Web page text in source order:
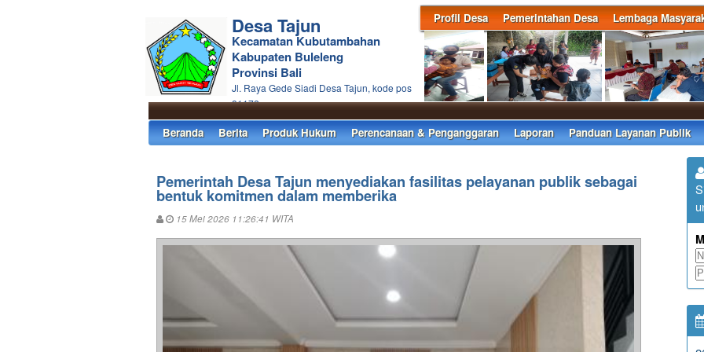
Profil Desa Pemerintahan Desa Lembaga
Desa Tajun
Kecamatan Kubutambahan
Kabupaten Buleleng
Provinsi Bali
Jl. Raya Gede Siadi Desa Tajun, kode pos
81172
Beranda Berita Produk Hukum Perencanaan & Penganggaran Laporan Panduan Layanan Publik
Pemerintah Desa Tajun menyediakan fasilitas pelayanan publik sebagai
bentuk komitmen dalam memberika
15 Mei 2026 11:26:41 WITA